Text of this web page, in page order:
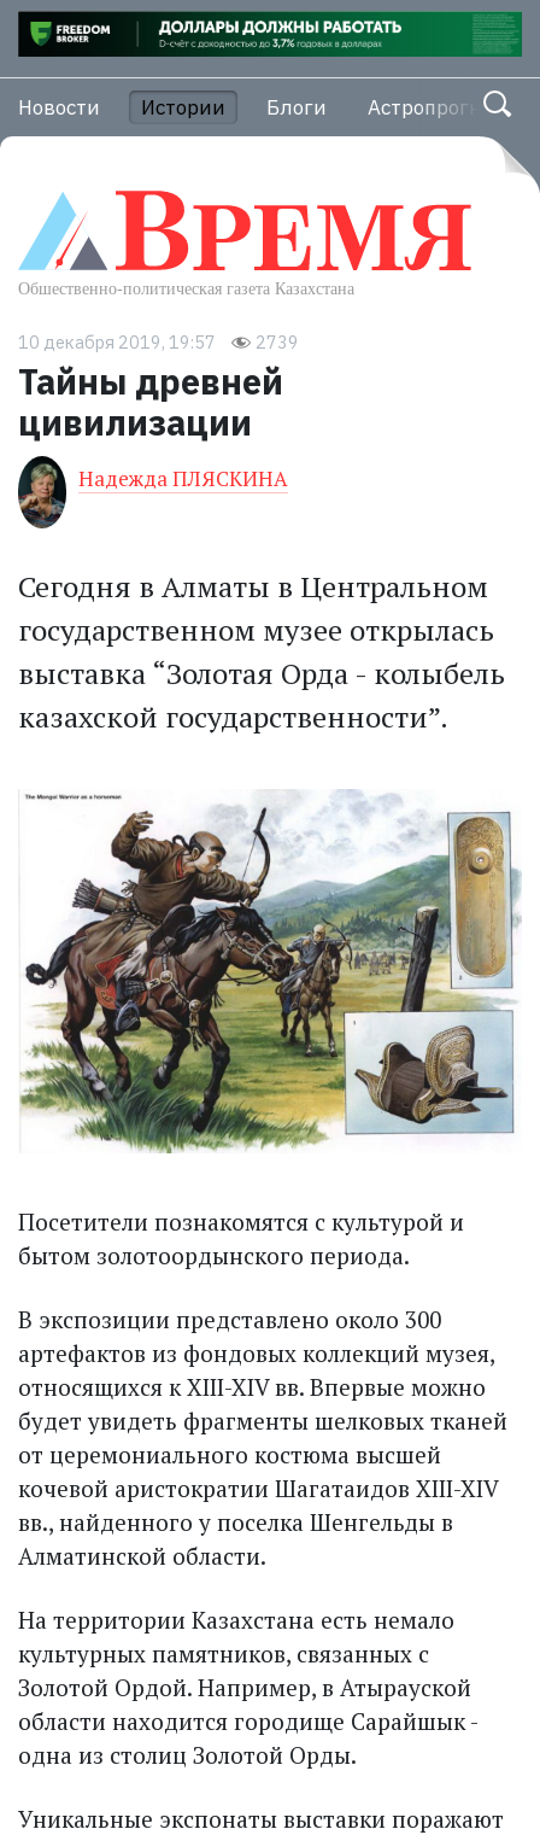
Новости Истории Блоги Астропрогноз
10 декабря 2019, 19:57 2739
Тайны древней
цивилизации
Надежда ПЛЯСКИНА
Сегодня в Алматы в Центральном
государственном музее открылась
выставка “Золотая Орда - колыбель
казахской государственности”.
Посетители познакомятся с культурой и
бытом золотоордынского периода.
В экспозиции представлено около 300
артефактов из фондовых коллекций музея,
относящихся к XIII-XIV вв. Впервые можно
будет увидеть фрагменты шелковых тканей
от церемониального костюма высшей
кочевой аристократии Шагатаидов XIII-XIV
вв., найденного у поселка Шенгельды в
Алматинской области.
На территории Казахстана есть немало
культурных памятников, связанных с
Золотой Ордой. Например, в Атырауской
области находится городище Сарайшык -
одна из столиц Золотой Орды.
Уникальные экспонаты выс­тавки поражают